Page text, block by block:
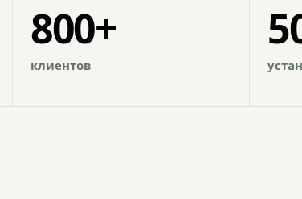
800+
клиентов